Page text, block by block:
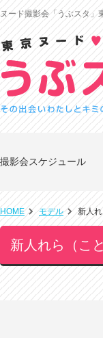
ヌード撮影会「うぶスタ」
撮影会スケジュール
HOME モデル 新人れ
新人れら（こ